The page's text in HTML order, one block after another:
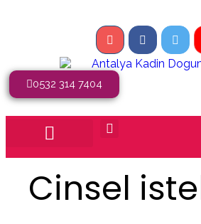
0532 314 7404
Cinsel